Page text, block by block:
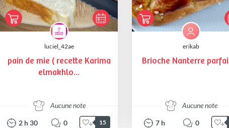
luciel_42ae
pain de mie ( recette Karima
elmakhlo...
Aucune note
2 h30 0 15
erikab
Brioche Nanterre
Aucune note
7 h 0